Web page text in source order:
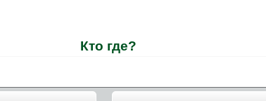
Кто где?